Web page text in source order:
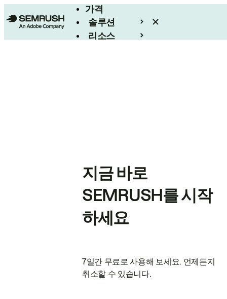
가격
솔루션
리소스
지금 바로
SEMRUSH를 시작
하세요
7일간 무료로 사용해 보세요. 언제든지
취소할 수 있습니다.